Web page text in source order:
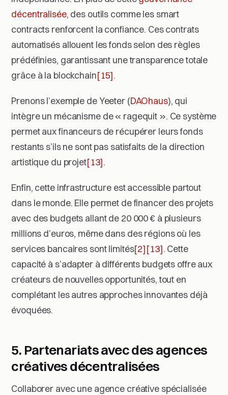
décentralisée, des outils comme les smart
contracts renforcent la confiance. Ces contrats
automatisés allouent les fonds selon des règles
prédéfinies, garantissant une transparence totale
grâce à la blockchain[15].
Prenons l’exemple de Yeeter (DAOhaus), qui
intègre un mécanisme de « ragequit ». Ce système
permet aux financeurs de récupérer leurs fonds
restants s’ils ne sont pas satisfaits de la direction
artistique du projet[13].
Enfin, cette infrastructure est accessible partout
dans le monde. Elle permet de financer des projets
avec des budgets allant de 20 000 € à plusieurs
millions d’euros, même dans des régions où les
services bancaires sont limités[2][13]. Cette
capacité à s’adapter à différents budgets offre aux
créateurs de nouvelles opportunités, tout en
complétant les autres approches innovantes déjà
évoquées.
5. Partenariats avec des agences
créatives décentralisées
Collaborer avec une agence créative spécialisée